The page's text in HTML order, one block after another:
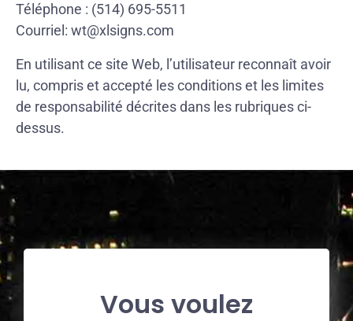
Téléphone : (514) 695-5511
Courriel: wt@xlsigns.com
En utilisant ce site Web, l’utilisateur reconnaît avoir
lu, compris et accepté les conditions et les limites
de responsabilité décrites dans les rubriques ci-
dessus.
Vous voulez